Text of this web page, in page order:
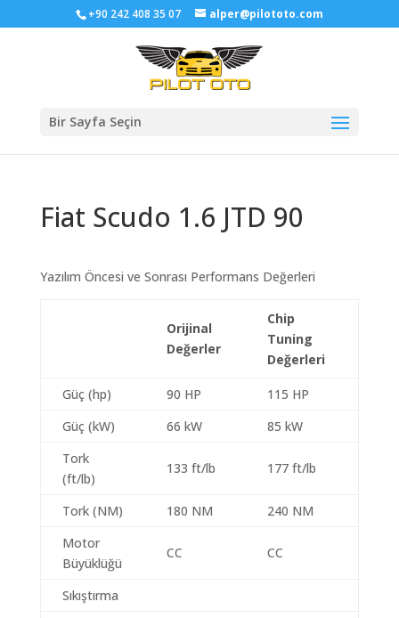
+90 242 408 35 07 alper@pilototo.com
Bir Sayfa Seçin
Fiat Scudo 1.6 JTD 90
Yazılım Öncesi ve Sonrası Performans Değerleri
Orijinal
Değerler
Chip
Tuning
Değerleri
Güç (hp) 90 HP
115 HP
Güç (kW)
66 kW
85 kW
Tork
(ft/lb)
133 ft/lb 177 ft/lb
Tork (NM) 180 NM
240 NM
Motor
Büyüklüğü
CC CC
Sıkıştırma